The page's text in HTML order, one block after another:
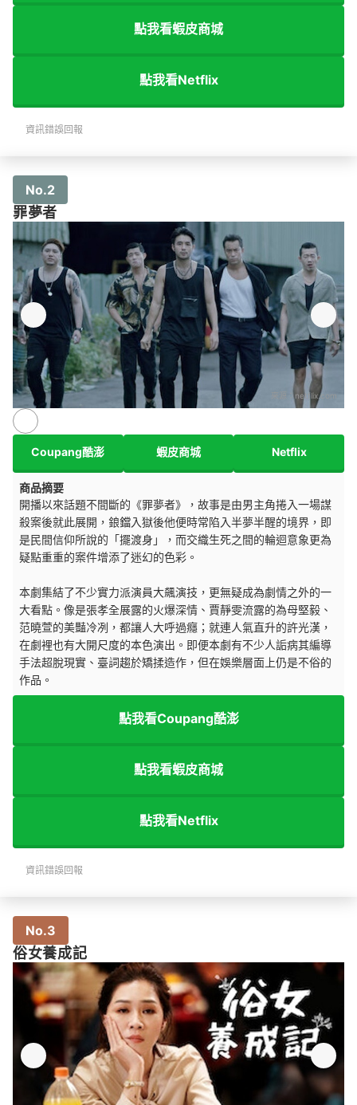
點我看蝦皮商城
點我看Netflix
資訊錯誤回報
No.2
罪夢者
來源：netflix.com
Coupang酷澎 蝦皮商城 Netflix
商品摘要
開播以來話題不間斷的《罪夢者》，故事是由男主角捲入一場謀
殺案後就此展開，鋃鐺入獄後他便時常陷入半夢半醒的境界，即
是民間信仰所說的「擺渡身」，而交織生死之間的輪迴意象更為
疑點重重的案件增添了迷幻的色彩。
本劇集結了不少實力派演員大飆演技，更無疑成為劇情之外的一
大看點。像是張孝全展露的火爆深情、賈靜雯流露的為母堅毅、
范曉萱的美豔冷冽，都讓人大呼過癮；就連人氣直升的許光漢，
在劇裡也有大開尺度的本色演出。即便本劇有不少人詬病其編導
手法超脫現實、臺詞趨於矯揉造作，但在娛樂層面上仍是不俗的
作品。
點我看Coupang酷澎
點我看蝦皮商城
點我看Netflix
資訊錯誤回報
No.3
俗女養成記